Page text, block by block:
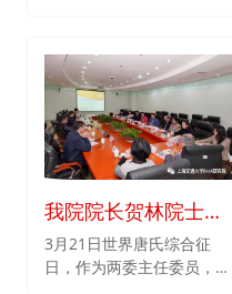
加。
跃发展把人的寿命和器官健
康带到了新的水平，从而使
人类越来越关注我们与其它
生物所不同的精神世界的功
能与健康
我院院长贺林院士成
功主持上海市产前诊
断技术、遗传咨询专
3月21日世界唐氏综合征
日，作为两委主任委员，我